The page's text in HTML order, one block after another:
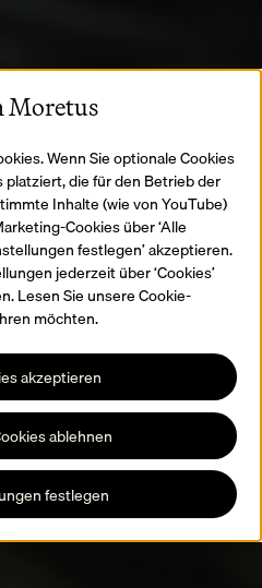
Moretus
Wenn Sie optionale Cookies
die für den Betrieb der
Inhalte (wie von YouTube)
Cookies über ‘Alle
festlegen’ akzeptieren.
jederzeit über ‘Cookies’
Lesen Sie unsere Cookie-
möchten.
akzeptieren
ablehnen
festlegen